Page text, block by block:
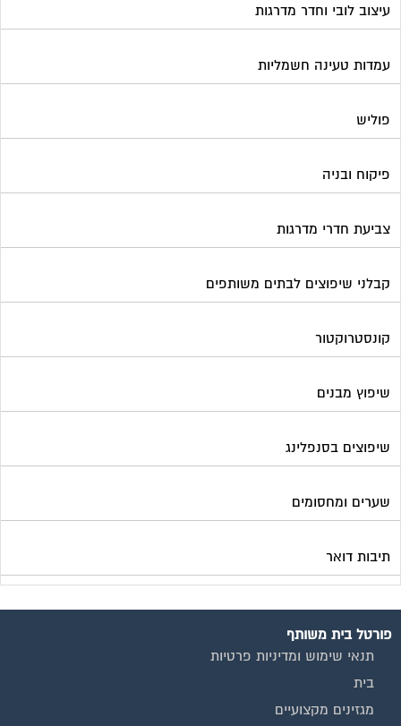
עיצוב לובי וחדר מדרגות
עמדות טעינה חשמליות
פוליש
פיקוח ובניה
צביעת חדרי מדרגות
קבלני שיפוצים לבתים משותפים
קונסטרוקטור
שיפוץ מבנים
שיפוצים בסנפלינג
שערים ומחסומים
תיבות דואר
פורטל בית משותף
תנאי שימוש ומדיניות פרטיות
בית
מגזינים מקצועיים